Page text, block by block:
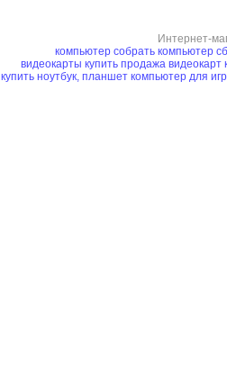
Интернет-
компьютер собрать компьютер
видеокарты купить продажа видеокарт
купить ноутбук, планшет компьютер для